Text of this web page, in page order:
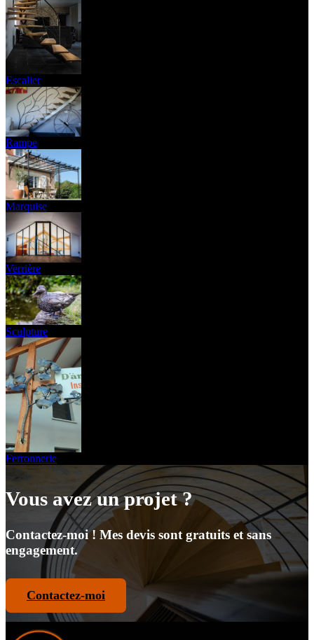
Escalier
Rampe
Marquise
Verrière
Sculpture
Ferronnerie
Vous avez un projet ?
Contactez-moi ! Mes devis sont gratuits et sans
engagement.
Contactez-moi